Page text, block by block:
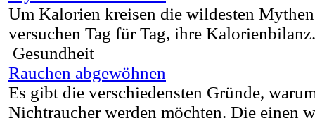
Um Kalorien kreisen die wildesten
versuchen Tag für Tag, ihre
Gesundheit
Rauchen abgewöhnen
Es gibt die verschiedensten Gründe,
Nichtraucher werden möchten. Die einen